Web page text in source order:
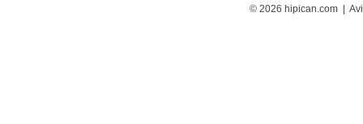
© 2026 hipican.com |